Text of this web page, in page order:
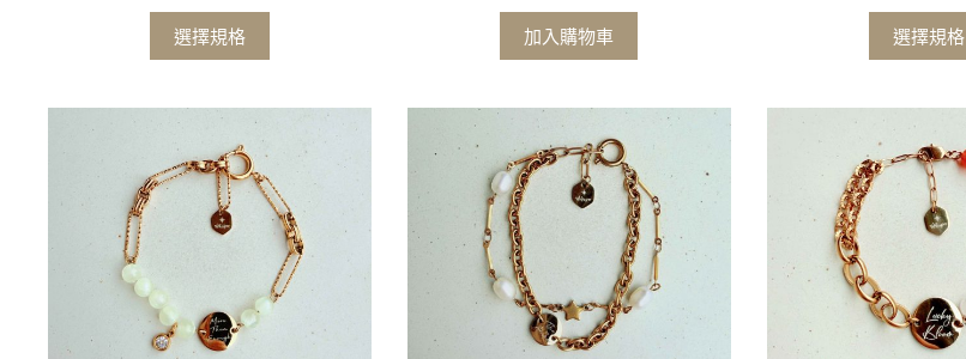
選擇規格
此
產
有
種
款
式。
產
品
加入購物車 選擇規格
此
產
有
多
種
款
式。
產
品